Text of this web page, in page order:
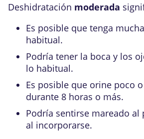
Deshidratación moderada
Es posible que tenga
habitual.
Podría tener la boca y los
lo habitual.
Es posible que orine poco
durante 8 horas o más.
Podría sentirse mareado al
al incorporarse.